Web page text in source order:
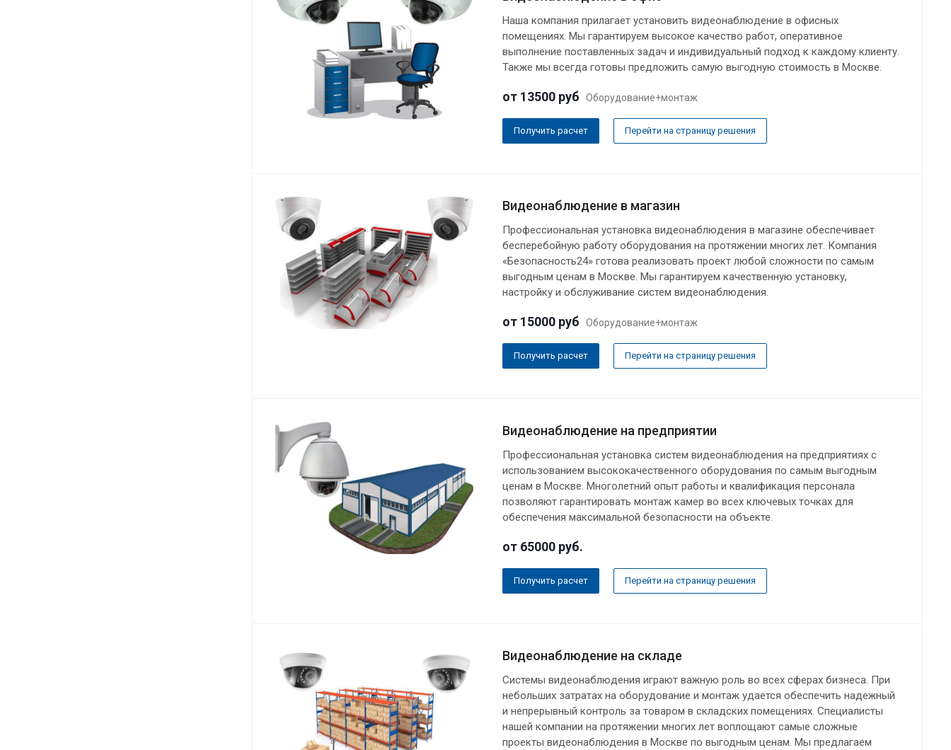
Наша компания прилагает установить видеонаблюдение в офисных
помещениях. Мы гарантируем высокое качество работ, оперативное
выполнение поставленных задач и индивидуальный подход к каждому клиенту.
Также мы всегда готовы предложить самую выгодную стоимость в Москве.
от 13500 руб Оборудование+монтаж
Получить расчет Перейти на страницу решения
Видеонаблюдение в магазин
Профессиональная установка видеонаблюдения в магазине обеспечивает
бесперебойную работу оборудования на протяжении многих лет. Компания
«Безопасность24» готова реализовать проект любой сложности по самым
выгодным ценам в Москве. Мы гарантируем качественную установку,
настройку и обслуживание систем видеонаблюдения.
от 15000 руб Оборудование+монтаж
Получить расчет Перейти на страницу решения
Видеонаблюдение на предприятии
Профессиональная установка систем видеонаблюдения на предприятиях с
использованием высококачественного оборудования по самым выгодным
ценам в Москве. Многолетний опыт работы и квалификация персонала
позволяют гарантировать монтаж камер во всех ключевых точках для
обеспечения максимальной безопасности на объекте.
от 65000 руб.
Получить расчет Перейти на страницу решения
Видеонаблюдение на складе
Системы видеонаблюдения играют важную роль во всех сферах бизнеса. При
небольших затратах на оборудование и монтаж удается обеспечить надежный
и непрерывный контроль за товаром в складских помещениях. Специалисты
нашей компании на протяжении многих лет воплощают самые сложные
проекты видеонаблюдения в Москве по выгодным ценам. Мы предлагаем